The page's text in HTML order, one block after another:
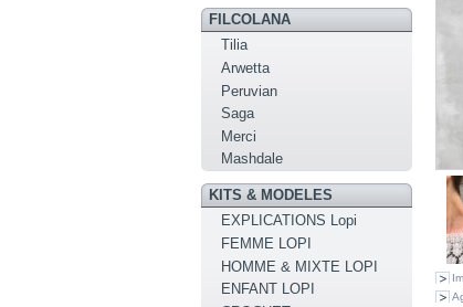
FILCOLANA
Tilia
Arwetta
Peruvian
Saga
Merci
Mashdale
KITS & MODELES
EXPLICATIONS Lopi
FEMME LOPI
HOMME & MIXTE LOPI
ENFANT LOPI